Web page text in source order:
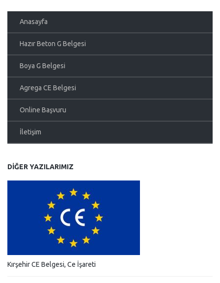
Anasayfa
Hazır Beton G Belgesi
Boya G Belgesi
Agrega CE Belgesi
Online Başvuru
İletişim
DIĞER YAZILARIMIZ
Kırşehir CE Belgesi, Ce İşareti